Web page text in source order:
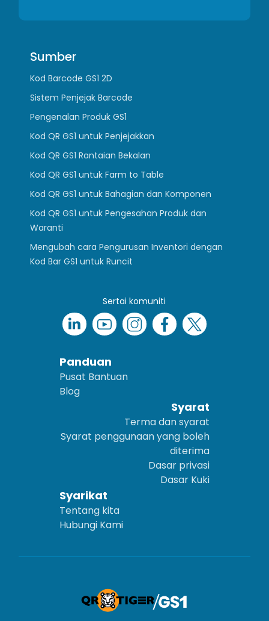
Sumber
Kod Barcode GS1 2D
Sistem Penjejak Barcode
Pengenalan Produk GS1
Kod QR GS1 untuk Penjejakkan
Kod QR GS1 Rantaian Bekalan
Kod QR GS1 untuk Farm to Table
Kod QR GS1 untuk Bahagian dan Komponen
Kod QR GS1 untuk Pengesahan Produk dan
Waranti
Mengubah cara Pengurusan Inventori dengan
Kod Bar GS1 untuk Runcit
Sertai komuniti
Panduan
Pusat Bantuan
Blog
Syarat
Terma dan syarat
Syarat penggunaan yang boleh
diterima
Dasar privasi
Dasar Kuki
Syarikat
Tentang kita
Hubungi Kami